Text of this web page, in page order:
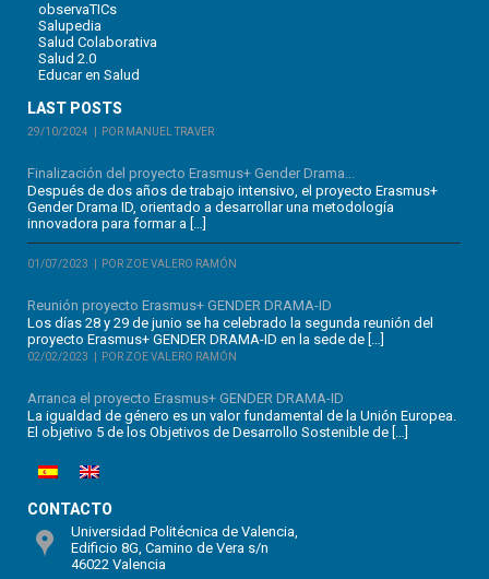
observaTICs
Salupedia
Salud Colaborativa
Salud 2.0
Educar en Salud
LAST POSTS
29/10/2024 POR MANUEL TRAVER
Finalización del proyecto Erasmus+ Gender Drama...
Después de dos años de trabajo intensivo, el proyecto Erasmus+
Gender Drama ID, orientado a desarrollar una metodología
innovadora para formar a […]
01/07/2023 POR ZOE VALERO RAMÓN
Reunión proyecto Erasmus+ GENDER DRAMA-ID
Los días 28 y 29 de junio se ha celebrado la segunda reunión del
proyecto Erasmus+ GENDER DRAMA-ID en la sede de […]
02/02/2023 POR ZOE VALERO RAMÓN
Arranca el proyecto Erasmus+ GENDER DRAMA-ID
La igualdad de género es un valor fundamental de la Unión Europea.
El objetivo 5 de los Objetivos de Desarrollo Sostenible de […]
CONTACTO
Universidad Politécnica de Valencia,
Edificio 8G, Camino de Vera s/n
46022 Valencia